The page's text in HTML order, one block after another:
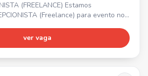
(FREELANCE) Estamos
(Freelance) para evento nos
Felipe Schmidt, 460 - Centro, Joinville.
de horário.
ver vaga